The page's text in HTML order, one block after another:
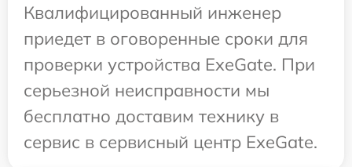
Квалифицированный инженер
приедет в оговоренные сроки для
проверки устройства ExeGate. При
серьезной неисправности мы
бесплатно доставим технику в
сервис в сервисный центр ExeGate.